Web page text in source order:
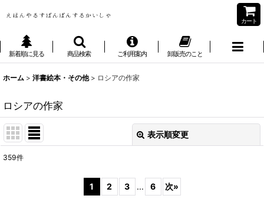
カート
新着順に見る 商品検索 ご利用案内 卸販売のこと
ホーム > 洋書絵本・その他 > ロシアの作家
ロシアの作家
表示順変更
359件
1 2 3 ... 6 次»